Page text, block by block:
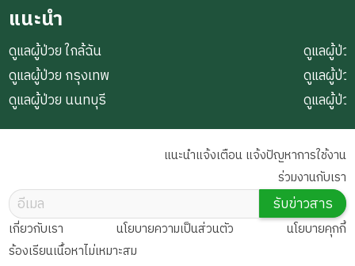
แนะนำ
ดูแลผู้ป่วย ใกล้ฉัน
ดูแลผู้ป่วย กรุงเทพ
ดูแลผู้ป่วย นนทบุรี
ดูแลผู้ป่ว
ดูแลผู้ป่ว
ดูแลผู้ป่
เกี่ยวกับเรา นโยบายความเป็นส่วนตัว
นโยบายคุกกี้
ร้องเรียนเนื้อหาไม่เหมาะสม
แนะนำแจ้งเตือน แจ้งปัญหาการใช้งาน
ร่วมงานกับเรา
รับข่าวสาร